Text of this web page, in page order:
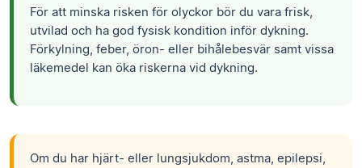
För att minska risken för olyckor bör du vara frisk,
utvilad och ha god fysisk kondition inför dykning.
Förkylning, feber, öron- eller bihålebesvär samt vissa
läkemedel kan öka riskerna vid dykning.
Om du har hjärt- eller lungsjukdom, astma, epilepsi,